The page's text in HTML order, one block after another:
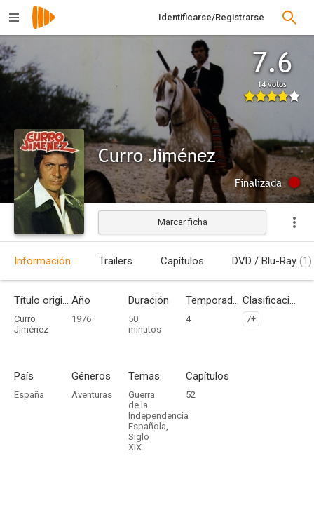
Identificarse/Registrarse
7.6
14 votos
Curro Jiménez
Finalizada
Marcar ficha
Información Trailers Capítulos DVD / Blu-Ray (1)
Título original
Curro
Jiménez
Año
1976
Duración
50
minutos
Temporadas
4
Clasificación por edades
7+
País
España
Géneros
Aventuras
Temas
Guerra
de la
Independencia
Española,
Siglo
XIX
Capítulos
52